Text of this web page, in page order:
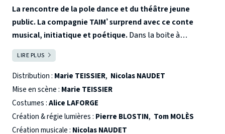
La rencontre de la pole dance et du théâtre jeune
public. La compagnie TAIM’ surprend avec ce conte
musical, initiatique et poétique.Dans la boite à
mélosique vivent Jean-Sébastien et Isadora. Elle danse, il
joue de la musique, le mécanisme s’enclenche et la lune et
les étoiles s’illuminent. Pourtant, une nuit, tout ne se
passe pas comme d’habitude. Commence alors un fabuleux
voyage qui, au fil des rencontres, les mènera vers leurs
propres destinées.
LIRE PLUS
Distribution : Marie TEISSIER, Nicolas NAUDET
Mise en scène : Marie TEISSIER
Costumes :Alice LAFORGE
Création & régie lumières : Pierre BLOSTIN, Tom MOLÈS
Création musicale : Nicolas NAUDET